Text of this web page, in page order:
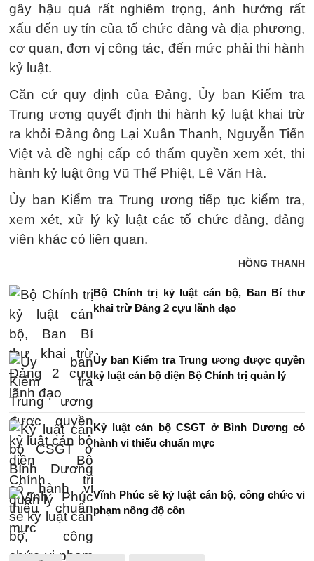
gây hậu quả rất nghiêm trọng, ảnh hưởng rất
xấu đến uy tín của tổ chức đảng và địa phương,
cơ quan, đơn vị công tác, đến mức phải thi hành
kỷ luật.
Căn cứ quy định của Đảng, Ủy ban Kiểm tra
Trung ương quyết định thi hành kỷ luật khai trừ
ra khỏi Đảng ông Lại Xuân Thanh, Nguyễn Tiến
Việt và đề nghị cấp có thẩm quyền xem xét, thi
hành kỷ luật ông Vũ Thế Phiệt, Lê Văn Hà.
Ủy ban Kiểm tra Trung ương tiếp tục kiểm tra,
xem xét, xử lý kỷ luật các tổ chức đảng, đảng
viên khác có liên quan.
HỒNG THANH
Bộ Chính trị kỷ luật cán bộ, Ban Bí thư
khai trừ Đảng 2 cựu lãnh đạo
Ủy ban Kiểm tra Trung ương được quyền
kỷ luật cán bộ diện Bộ Chính trị quản lý
Kỷ luật cán bộ CSGT ở Bình Dương có
hành vi thiếu chuẩn mực
Vĩnh Phúc sẽ kỷ luật cán bộ, công chức vi
phạm nồng độ cồn